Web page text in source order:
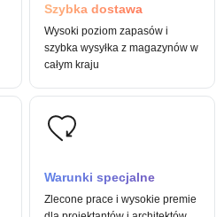
Szybka dostawa
Wysoki poziom zapasów i
szybka wysyłka z magazynów w
całym kraju
Warunki specjalne
Zlecone prace i wysokie premie